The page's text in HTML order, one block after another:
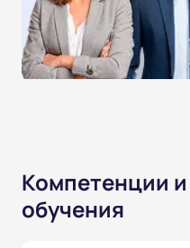
Компетенции
обучения